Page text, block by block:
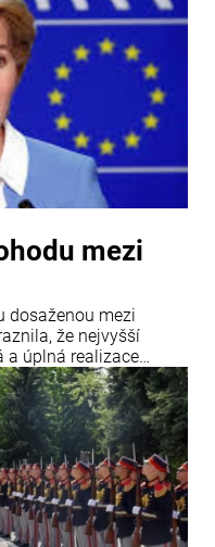
mezi
dosaženou mezi
že nejvyšší
a úplná realizace
se to v oficiálním
komise Ursuly von der
s dosažením dohody